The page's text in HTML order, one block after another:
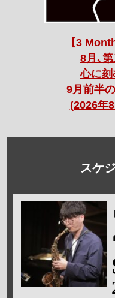
【3
8月､
心に
9月前半
(2026年
スケ